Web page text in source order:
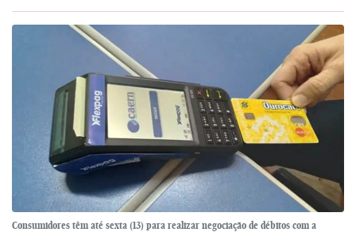
Consumidores têm até sexta (13) para realizar negociação de débitos com a